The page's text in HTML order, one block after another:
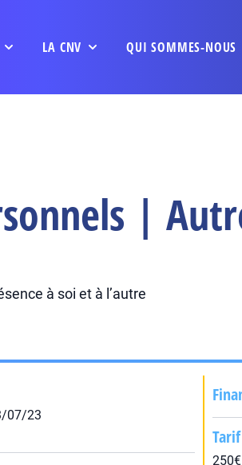
LA CNV QUI SOMMES-NOUS
|
à soi et à l’autre
07/23
250€